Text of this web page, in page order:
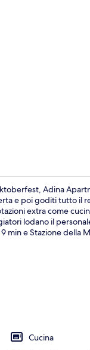
Adina
e poi goditi tutto il
extra come
lodano il
e Stazione della
Cucina